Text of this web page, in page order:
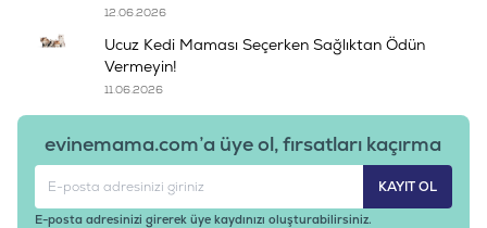
12.06.2026
Ucuz Kedi Maması Seçerken Sağlıktan Ödün
Vermeyin!
11.06.2026
evinemama.com’a üye ol, fırsatları kaçırma
KAYIT OL
E-posta adresinizi girerek üye kaydınızı oluşturabilirsiniz.